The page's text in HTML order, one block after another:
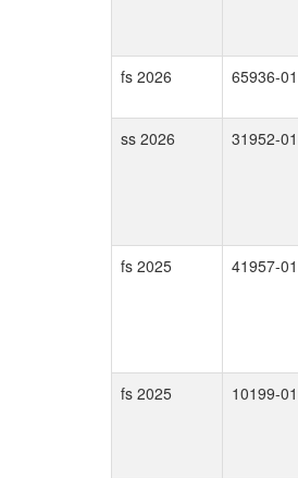
fs 2026
65936-01
ss 2026 31952-01
fs 2025
41957-01
fs 2025
10199-01